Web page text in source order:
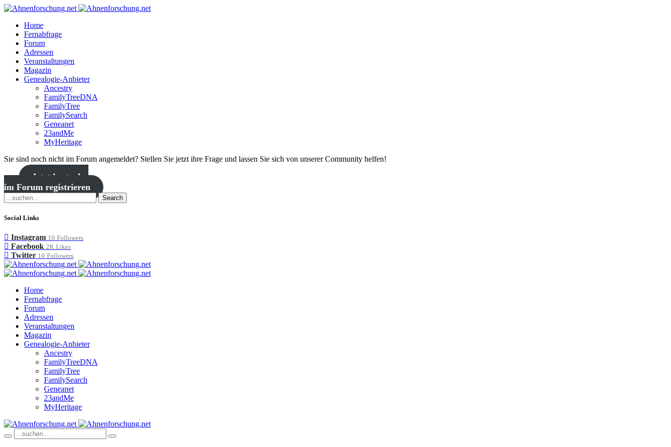
Home
Fernabfrage
Forum
Adressen
Veranstaltungen
Magazin
Genealogie-Anbieter
Ancestry
FamilyTreeDNA
FamilyTree
FamilySearch
Geneanet
23andMe
MyHeritage
Sie sind noch nicht im Forum angemeldet? Stellen Sie jetzt ihre Frage und lassen Sie sich von unserer Community helfen!
Jetzt kostenlos
im Forum registrieren
Search
Social Links
Instagram 10 Followers
Facebook 2K Likes
Twitter 10 Followers
Home
Fernabfrage
Forum
Adressen
Veranstaltungen
Magazin
Genealogie-Anbieter
Ancestry
FamilyTreeDNA
FamilyTree
FamilySearch
Geneanet
23andMe
MyHeritage